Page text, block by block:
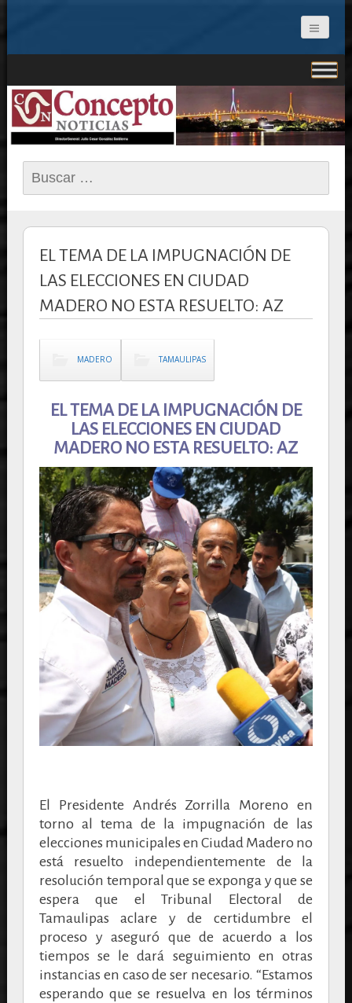
CONCEPTO NOTICIAS
Buscar:
EL TEMA DE LA IMPUGNACIÓN DE
LAS ELECCIONES EN CIUDAD
MADERO NO ESTA RESUELTO: AZ
MADERO TAMAULIPAS
EL TEMA DE LA IMPUGNACIÓN DE
LAS ELECCIONES EN CIUDAD
MADERO NO ESTA RESUELTO: AZ
El Presidente Andrés Zorrilla Moreno en
torno al tema de la impugnación de las
elecciones municipales en Ciudad Madero no
está resuelto independientemente de la
resolución temporal que se exponga y que se
espera que el Tribunal Electoral de
Tamaulipas aclare y de certidumbre el
proceso y aseguró que de acuerdo a los
tiempos se le dará seguimiento en otras
instancias en caso de ser necesario. “Estamos
esperando que se resuelva en los términos